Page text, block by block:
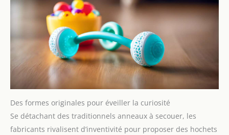
Des formes originales pour éveiller la curiosité
Se détachant des traditionnels anneaux à secouer, les
fabricants rivalisent d’inventivité pour proposer des hochets